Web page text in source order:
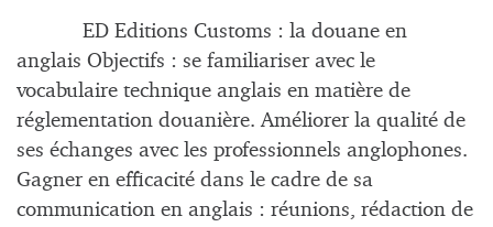
ED Editions Customs : la douane en
anglais Objectifs : se familiariser avec le
vocabulaire technique anglais en matière de
réglementation douanière. Améliorer la qualité de
ses échanges avec les professionnels anglophones.
Gagner en efficacité dans le cadre de sa
communication en anglais : réunions, rédaction de